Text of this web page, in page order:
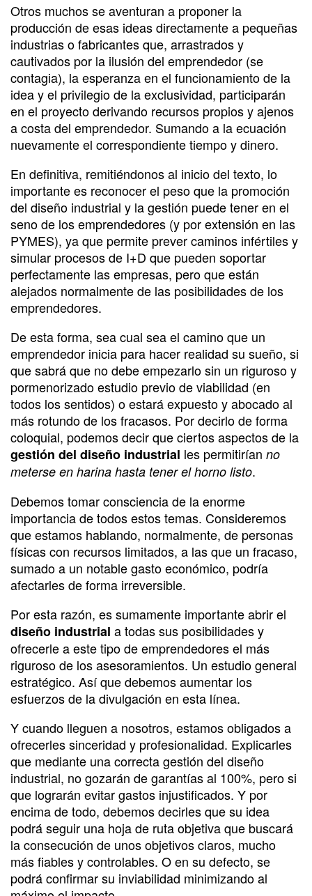
Otros muchos se aventuran a proponer la
producción de esas ideas directamente a pequeñas
industrias o fabricantes que, arrastrados y
cautivados por la ilusión del emprendedor (se
contagia), la esperanza en el funcionamiento de la
idea y el privilegio de la exclusividad, participarán
en el proyecto derivando recursos propios y ajenos
a costa del emprendedor. Sumando a la ecuación
nuevamente el correspondiente tiempo y dinero.
En definitiva, remitiéndonos al inicio del texto, lo
importante es reconocer el peso que la promoción
del diseño industrial y la gestión puede tener en el
seno de los emprendedores (y por extensión en las
PYMES), ya que permite prever caminos infértiles y
simular procesos de I+D que pueden soportar
perfectamente las empresas, pero que están
alejados normalmente de las posibilidades de los
emprendedores.
De esta forma, sea cual sea el camino que un
emprendedor inicia para hacer realidad su sueño, si
que sabrá que no debe empezarlo sin un riguroso y
pormenorizado estudio previo de viabilidad (en
todos los sentidos) o estará expuesto y abocado al
más rotundo de los fracasos. Por decirlo de forma
coloquial, podemos decir que ciertos aspectos de la
gestión del diseño industrial les permitirían no
meterse en harina hasta tener el horno listo.
Debemos tomar consciencia de la enorme
importancia de todos estos temas. Consideremos
que estamos hablando, normalmente, de personas
físicas con recursos limitados, a las que un fracaso,
sumado a un notable gasto económico, podría
afectarles de forma irreversible.
Por esta razón, es sumamente importante abrir el
diseño industrial a todas sus posibilidades y
ofrecerle a este tipo de emprendedores el más
riguroso de los asesoramientos. Un estudio general
estratégico. Así que debemos aumentar los
esfuerzos de la divulgación en esta línea.
Y cuando lleguen a nosotros, estamos obligados a
ofrecerles sinceridad y profesionalidad. Explicarles
que mediante una correcta gestión del diseño
industrial, no gozarán de garantías al 100%, pero si
que lograrán evitar gastos injustificados. Y por
encima de todo, debemos decirles que su idea
podrá seguir una hoja de ruta objetiva que buscará
la consecución de unos objetivos claros, mucho
más fiables y controlables. O en su defecto, se
podrá confirmar su inviabilidad minimizando al